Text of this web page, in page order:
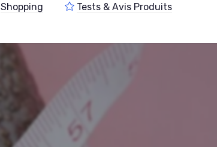
Shopping Tests & Avis Produits